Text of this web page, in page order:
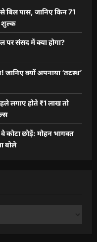
बिल पास, जानिए किन 71
शुल्क
पर संसद में क्या होगा?
क्यों अपनाया ‘तटस्थ’
लगाए होते ₹1 लाख तो
कोटा छोड़ें: मोहन भागवत
बोले